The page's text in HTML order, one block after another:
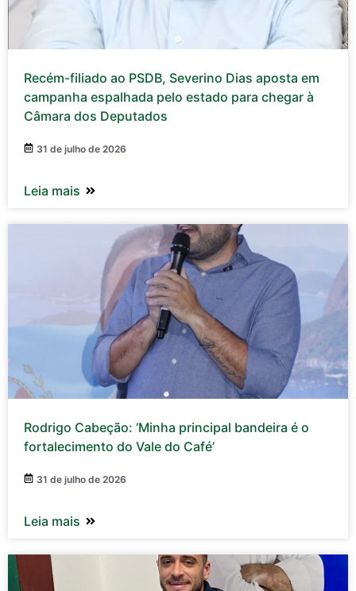
Recém-filiado ao PSDB, Severino Dias aposta em
campanha espalhada pelo estado para chegar à
Câmara dos Deputados
31 de julho de 2026
Leia mais
Rodrigo Cabeção: ‘Minha principal bandeira é o
fortalecimento do Vale do Café’
31 de julho de 2026
Leia mais